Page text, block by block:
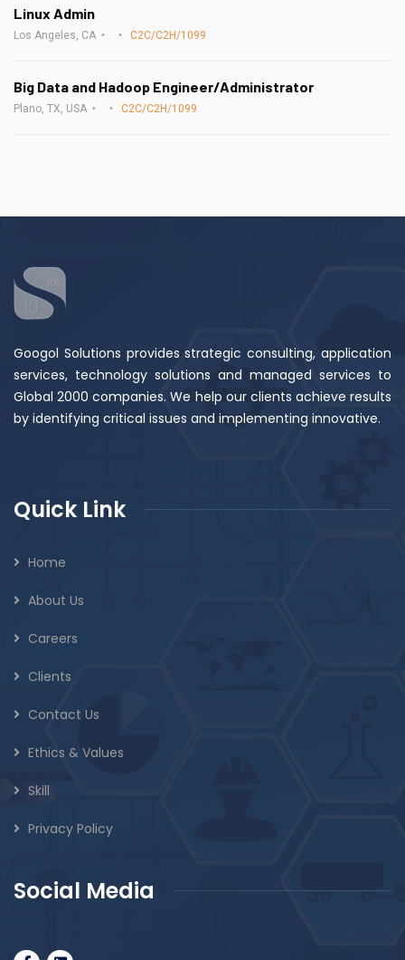
Linux Admin
Los Angeles, CA C2C/C2H/1099
Big Data and Hadoop Engineer/Administrator
Plano, TX, USA C2C/C2H/1099
Googol Solutions provides strategic consulting, application
services, technology solutions and managed services to
Global 2000 companies. We help our clients achieve results
by identifying critical issues and implementing innovative.
Quick Link
Home
About Us
Careers
Clients
Contact Us
Ethics & Values
Skill
Privacy Policy
Social Media